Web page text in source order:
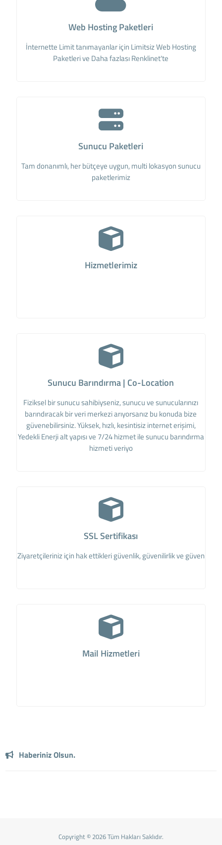
Web Hosting Paketleri
İnternette Limit tanımayanlar için Limitsiz Web Hosting
Paketleri ve Daha fazlası Renklinet'te
Sunucu Paketleri
Tam donanımlı, her bütçeye uygun, multi lokasyon sunucu
paketlerimiz
Hizmetlerimiz
Sunucu Barındırma | Co-Location
Fiziksel bir sunucu sahibiyseniz, sunucu ve sunucularınızı
barındıracak bir veri merkezi arıyorsanız bu konuda bize
güvenebilirsiniz. Yüksek, hızlı, kesintisiz internet erişimi,
Yedekli Enerji alt yapısı ve 7/24 hizmet ile sunucu barındırma
hizmeti veriyo
SSL Sertifikası
Ziyaretçileriniz için hak ettikleri güvenlik, güvenilirlik ve güven
Mail Hizmetleri
Haberiniz Olsun.
Copyright © 2026 Tüm Hakları Saklıdır.